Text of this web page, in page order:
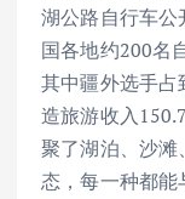
湖公路自行车公
国各地约200名
其中疆外选手占
造旅游收入
聚了湖泊、沙滩
态，每一种都能